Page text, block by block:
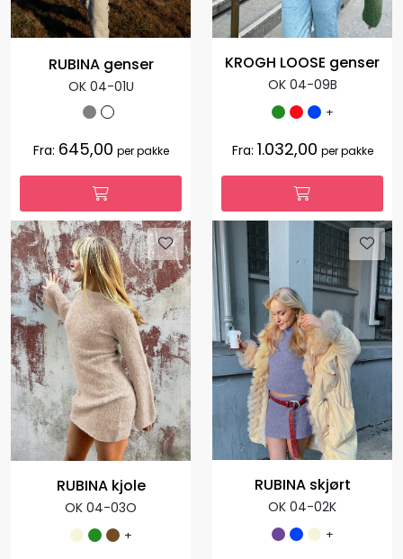
RUBINA genser
OK 04-01U
Fra: 645,00 per pakke
KROGH LOOSE genser
OK 04-09B
+
Fra: 1.032,00 per pakke
RUBINA kjole
OK 04-03O
+
RUBINA skjørt
OK 04-02K
+